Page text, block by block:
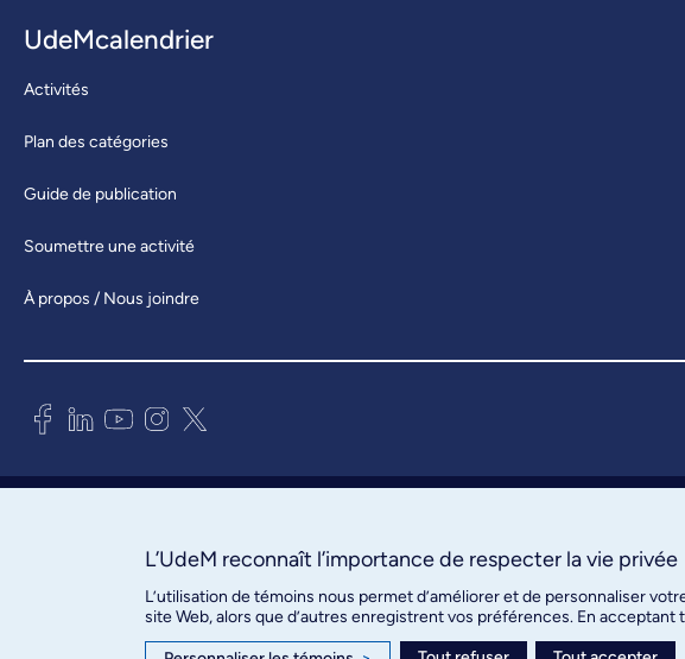
UdeMcalendrier
Activités
Plan des catégories
Guide de publication
Soumettre une activité
À propos / Nous joindre
Bureau des communications et
3744, rue Jean-Brillant, bureau 490
L’UdeM reconnaît l’importance de respecter la vie privée
L’utilisation de témoins nous permet d’améliorer et de personnaliser
site Web, alors que d’autres enregistrent vos préférences. En